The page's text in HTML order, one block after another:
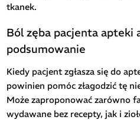
tkanek.
Ból zęba pacjenta apteki
podsumowanie
Kiedy pacjent zgłasza się do
powinien pomóc złagodzić tę
Może zaproponować zarówno
wydawane bez recepty, jak i